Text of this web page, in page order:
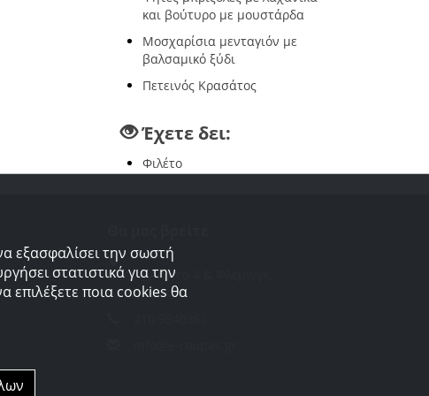
και βούτυρο με μουστάρδα
Μοσχαρίσια μενταγιόν με
βαλσαμικό ξύδι
Πετεινός Κρασάτος
Έχετε δει:
Φιλέτο
Διγενή Ακρίτα 4 & Φλέμινγκ,
Αργυρούπολη
εξασφαλίσει την σωστή
στατιστικά για την
επιλέξετε ποια cookies θα